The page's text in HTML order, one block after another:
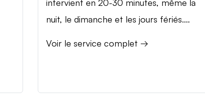
intervient en 20-30 minutes, même la
nuit, le dimanche et les jours fériés....
Voir le service complet →